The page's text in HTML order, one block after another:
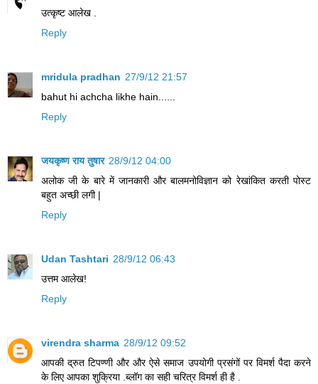
उत्कृष्ट आलेख .
Reply
mridula pradhan 27/9/12 21:57
bahut hi achcha likhe hain......
Reply
जयकृष्ण राय तुषार 28/9/12 04:00
अलोक जी के बारे में जानकारी और बालमनोविज्ञान को रेखांकित करती पोस्ट
बहुत अच्छी लगी |
Reply
Udan Tashtari 28/9/12 06:43
उत्तम आलेख!
Reply
virendra sharma 28/9/12 09:52
आपकी द्रुत टिपण्णी और और ऐसे समाज उपयोगी प्रसंगों पर विमर्श पैदा करने
के लिए आपका शुक्रिया .ब्लॉग का सही चरित्र विमर्श ही है .